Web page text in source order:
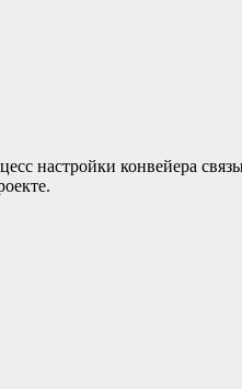
настройки конвейера